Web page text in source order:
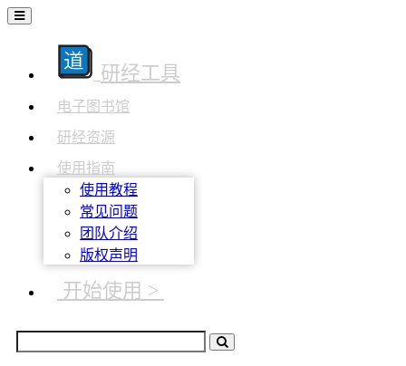
研经工具
电子图书馆
研经资源
使用指南
使用教程
常见问题
团队介绍
版权声明
开始使用 >